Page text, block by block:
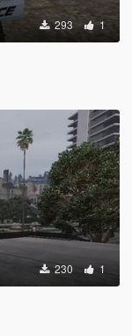
293 1
230 1